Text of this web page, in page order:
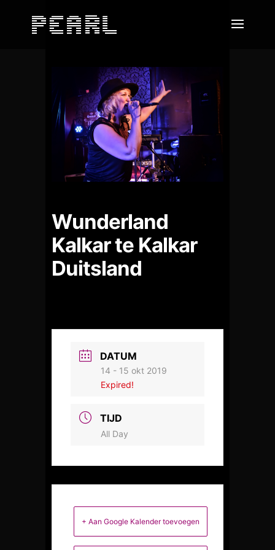
Wunderland
Kalkar te Kalkar
Duitsland
DATUM
14 - 15 okt 2019
Expired!
TIJD
All Day
+ Aan Google Kalender toevoegen